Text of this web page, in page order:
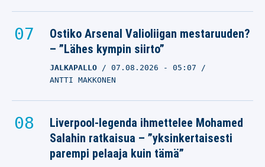
Ostiko Arsenal Valioliigan mestaruuden?
– ”Lähes kympin siirto”
JALKAPALLO 07.08.2026 - 05:07
ANTTI MAKKONEN
Liverpool-legenda ihmettelee Mohamed
Salahin ratkaisua – ”yksinkertaisesti
parempi pelaaja kuin tämä”